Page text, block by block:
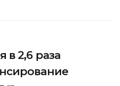
в 2,6 раза